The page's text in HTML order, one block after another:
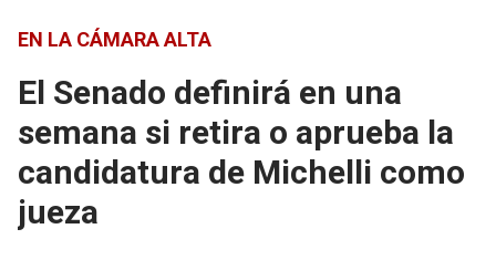
EN LA CÁMARA ALTA
El Senado definirá en una
semana si retira o aprueba la
candidatura de Michelli como
jueza